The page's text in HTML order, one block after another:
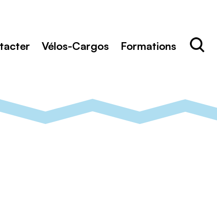
Vélos-Cargos Formations